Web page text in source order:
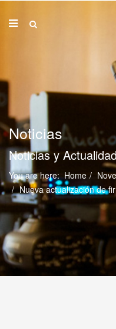
Noticias
Noticias y Actualidad
You are here:Home
Nueva actualización de